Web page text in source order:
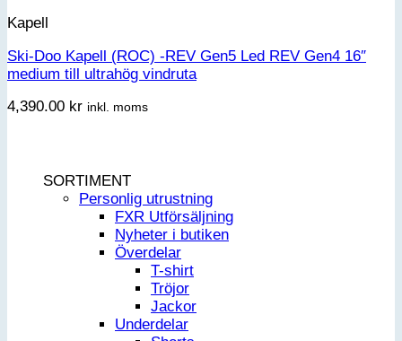
Kapell
Ski-Doo Kapell (ROC) -REV Gen5 Led REV Gen4 16″
medium till ultrahög vindruta
4,390.00 kr inkl. moms
SORTIMENT
Personlig utrustning
FXR Utförsäljning
Nyheter i butiken
Överdelar
T-shirt
Tröjor
Jackor
Underdelar